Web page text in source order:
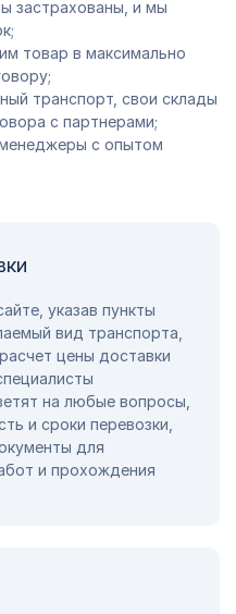
застрахованы, и мы
товар в максимально
транспорт, свои склады
с партнерами;
с опытом
указав пункты
вид транспорта,
цены доставки
на любые вопросы,
и сроки перевозки,
для
и прохождения